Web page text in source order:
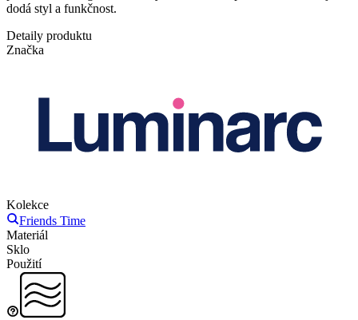
dodá styl a funkčnost.
Detaily produktu
Značka
Kolekce
Friends Time
Materiál
Sklo
Použití